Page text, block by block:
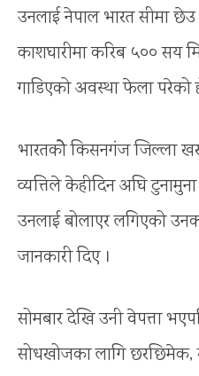
उनलाई नेपाल भारत सीमा
काशघारीमा करिब ५०० सय
गाडिएको अवस्था फेला परेको
भारतकोे किसनगंज जिल्ला
व्यत्तिले केहीदिन अघि
उनलाई बोलाएर लगिएको
जानकारी दिए ।
सोमबार देखि उनी वेपत्ता
सोधखोजका लागि